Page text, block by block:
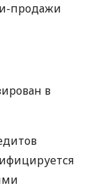
продажи
в